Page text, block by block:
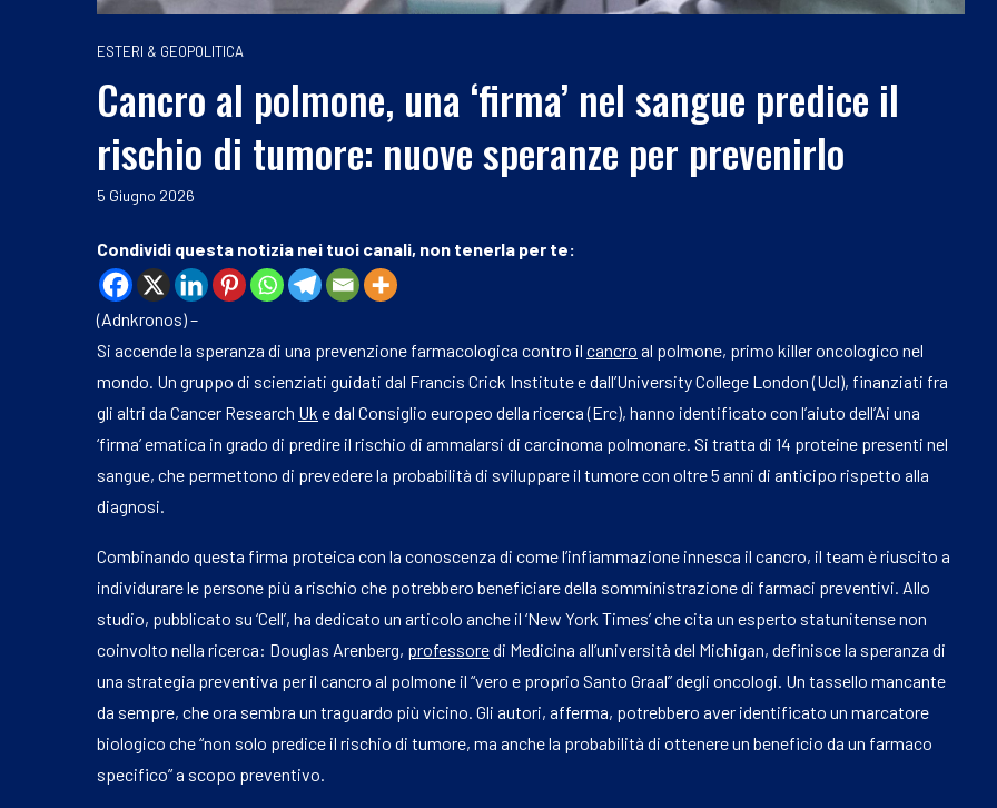
ESTERI & GEOPOLITICA
Cancro al polmone, una ‘firma’ nel sangue predice il
rischio di tumore: nuove speranze per prevenirlo
5 Giugno 2026
Condividi questa notizia nei tuoi canali, non tenerla per te:
(Adnkronos) –
Si accende la speranza di una prevenzione farmacologica contro il cancro al polmone, primo killer oncologico nel
mondo. Un gruppo di scienziati guidati dal Francis Crick Institute e dall’University College London (Ucl), finanziati fra
gli altri da Cancer Research Uk e dal Consiglio europeo della ricerca (Erc), hanno identificato con l’aiuto dell’Ai una
‘firma’ ematica in grado di predire il rischio di ammalarsi di carcinoma polmonare. Si tratta di 14 proteine presenti nel
sangue, che permettono di prevedere la probabilità di sviluppare il tumore con oltre 5 anni di anticipo rispetto alla
diagnosi.
Combinando questa firma proteica con la conoscenza di come l’infiammazione innesca il cancro, il team è riuscito a
individurare le persone più a rischio che potrebbero beneficiare della somministrazione di farmaci preventivi. Allo
studio, pubblicato su ‘Cell’, ha dedicato un articolo anche il ‘New York Times’ che cita un esperto statunitense non
coinvolto nella ricerca: Douglas Arenberg, professoredi Medicina all’università del Michigan, definisce la speranza di
una strategia preventiva per il cancro al polmone il “vero e proprio Santo Graal” degli oncologi. Un tassello mancante
da sempre, che ora sembra un traguardo più vicino. Gli autori, afferma, potrebbero aver identificato un marcatore
biologico che “non solo predice il rischio di tumore, ma anche la probabilità di ottenere un beneficio da un farmaco
specifico” a scopo preventivo.